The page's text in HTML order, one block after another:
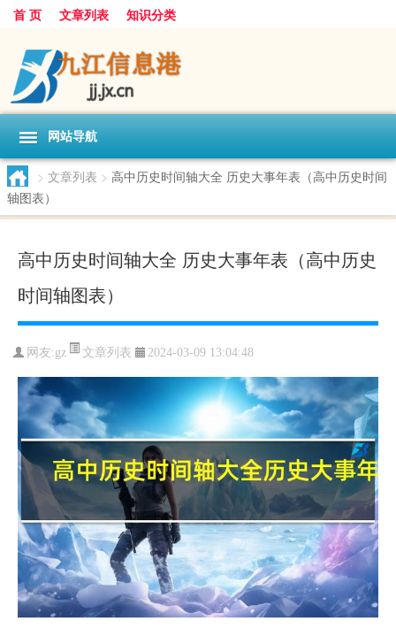
首 页 文章列表 知识分类
网站导航
> 文章列表 > 高中历史时间轴大全 历史大事年表（高中历史时间
轴图表）
高中历史时间轴大全 历史大事年表（高中历史
时间轴图表）
网友:gz 文章列表 2024-03-09 13:04:48